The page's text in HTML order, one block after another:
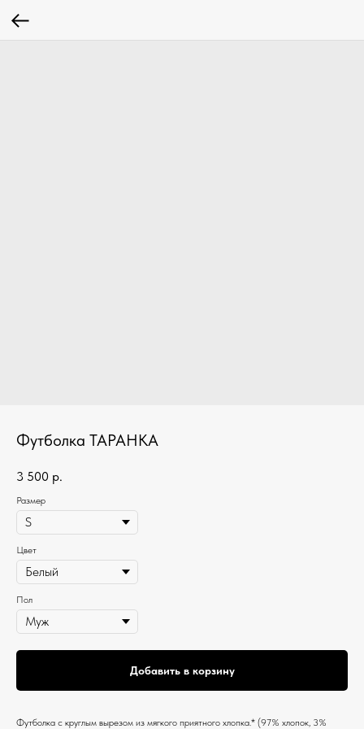
Футболка ТАРАНКА
3 500 р.
Размер
Цвет
Пол
Добавить в корзину
Футболка c круглым вырезом из мягкого приятного хлопка.* (97% хлопок, 3%